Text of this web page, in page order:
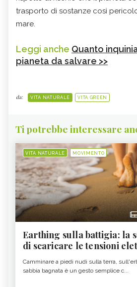
trasporto di sostanze così
mare.
Leggi anche Quanto
pianeta da salvare >>
da: VITA NATURALE VITA GREEN
Ti potrebbe interessare
VITA NATURALE MOVIMENTO
Earthing sulla battigia: la
di scaricare le tensioni
Camminare a piedi nudi sulla terra,
sabbia bagnata è un gesto semplice c...